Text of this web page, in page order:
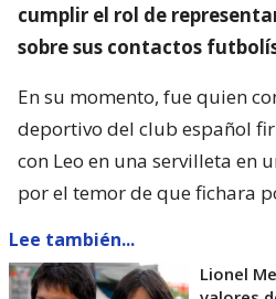
cumplir el rol de
sobre sus contactos
En su momento, fue quien
deportivo del club español
con Leo en una servilleta en
por el temor de que fichara
Lee también...
Lionel